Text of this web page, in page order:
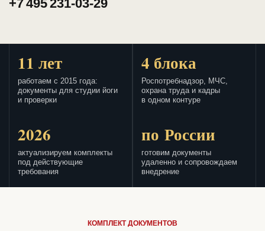
+7 495 231-03-29
11 лет
работаем с 2015 года:
документы для студии йоги
и проверки
4 блока
Роспотребнадзор, МЧС,
охрана труда и кадры
в одном контуре
2026
актуализируем комплекты
под действующие
требования
по России
готовим документы
удаленно и сопровождаем
внедрение
КОМПЛЕКТ ДОКУМЕНТОВ